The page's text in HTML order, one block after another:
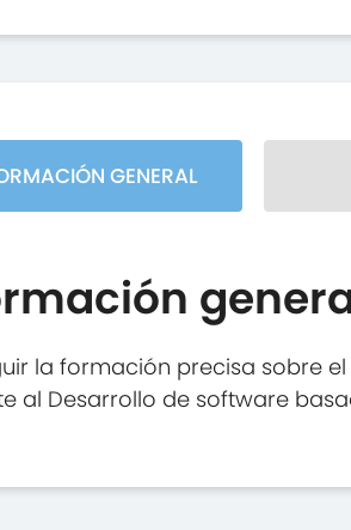
GENERAL
la formación precisa sobre
al Desarrollo de software